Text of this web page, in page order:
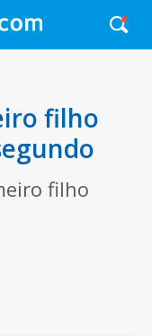
filho
filho